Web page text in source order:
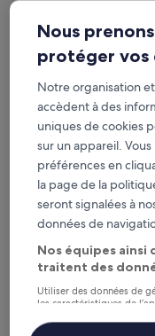
Le Saint Georges
À 13,5 km de : Brion
Très
8,4/10 Très bien (108
Nous
protéger vos
Notre organisation
accèdent à des
uniques de cookies
sur un appareil.
préférences en
la page de la
seront signalées à
données de
Nos équipes ainsi
traitent des
Utiliser des données de
les caractéristiques de
personnalisés, mesure de